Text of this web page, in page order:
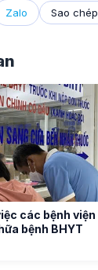
Zalo Sao
các bệnh
bệnh BHYT